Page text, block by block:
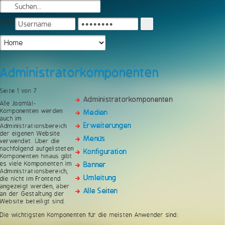
Login
Administratorkomponenten
Administratorkomponenten
Medien
Erweiterungen
Menüs
Konfiguration
Banner
Umleitung
Alle Seiten
Seite 1 von 7
Alle Joomla!-
Komponenten werden
auch im
Administrationsbereich
der eigenen Website
verwendet. Über die
nachfolgend aufgelisteten
Komponenten hinaus gibt
es viele Komponenten im
Administrationsbereich,
die nicht im Frontend
angezeigt werden, aber
an der Gestaltung der
Website beteiligt sind.
Die wichtigsten Komponenten für die meisten Anwender sind: